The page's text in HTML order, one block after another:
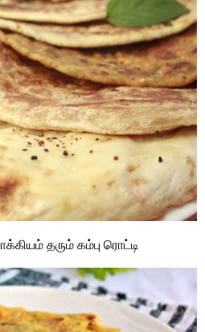
தரும் கம்பு ரொட்டி